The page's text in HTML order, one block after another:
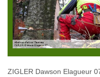
ZIGLER Dawson Elagueur